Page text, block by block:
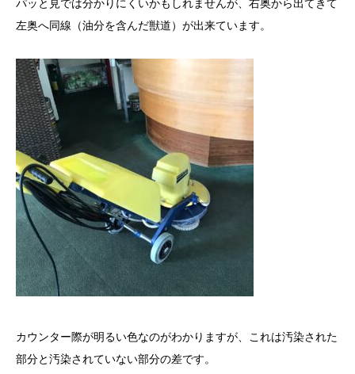
パッと見では分かりにくいかもしれませんが、右奥から出てきて
左奥へ同線（油分を含んだ獣道）が出来ています。
カウンター際が明るい色なのがわかりますが、これは汚染された
部分と汚染されていない部分の差です。